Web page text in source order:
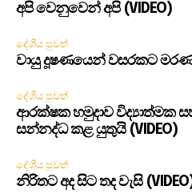
අපි වෙනුවෙන් අපි (VIDEO)
දේශීය පුවත්
වායු දූෂණයෙන් වසරකට මරණ
දේශීය පුවත්
ආරක්ෂක හමුදාව විද්‍යාත්මක
සන්නද්ධ කළ යුතුයි (VIDEO)
දේශීය පුවත්
නිරිතට අද සිට තද වැසි